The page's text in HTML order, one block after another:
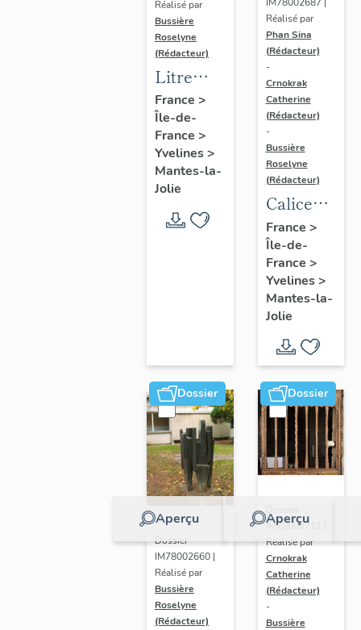
Réalisé par
Bussière
Roselyne
(Rédacteur)
Litre
funéraire
du
prince
de Conti
France >
Île-de-
France >
Yvelines>
Mantes-la-
Jolie
Réalisé par
Phan Sina
(Rédacteur)
-
Crnokrak
Catherine
(Rédacteur)
-
Bussière
Roselyne
(Rédacteur)
Calice
n°2 et sa
patène
France >
Île-de-
France >
Yvelines>
Mantes-la-
Jolie
Dossier
Aperçu
Dossier
IM78002660 |
Réalisé par
Bussière
Roselyne
(Rédacteur)
Dossier
Aperçu
IM78002711 |
Réalisé par
Crnokrak
Catherine
(Rédacteur)
-
Bussière